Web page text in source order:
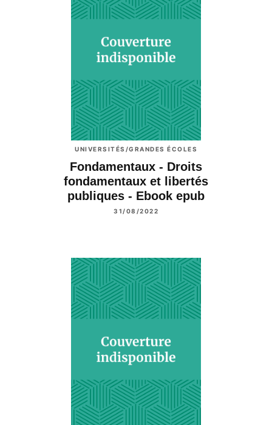
UNIVERSITÉS/GRANDES ÉCOLES
Fondamentaux - Droits
fondamentaux et libertés
publiques - Ebook epub
31/08/2022